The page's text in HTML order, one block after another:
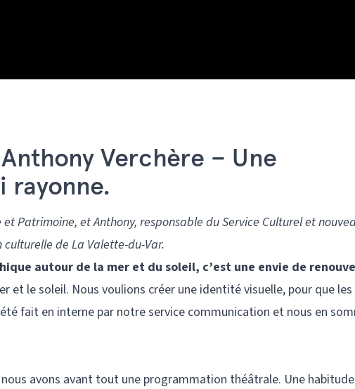
Verchère – Une
rayonne.
Patrimoine, et Anthony, responsable du Service Culturel et
de La Valette-du-Var.
autour de la mer et du soleil, c’est une envie de
et le soleil. Nous voulions créer une identité visuelle, pour que
fait en interne par notre service communication et nous en
avons avant tout une programmation théâtrale. Une